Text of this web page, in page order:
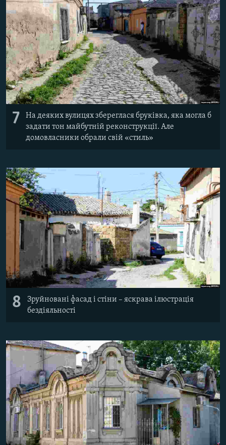
7
На деяких вулицях збереглася бруківка, яка могла б
задати тон майбутній реконструкції. Але
домовласники обрали свій «стиль»
8
Зруйновані фасад і стіни – яскрава ілюстрація
бездіяльності